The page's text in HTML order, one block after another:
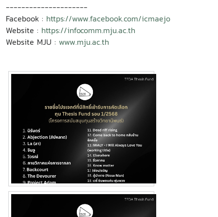
---------------------
Facebook : https://www.facebook.com/icmaejo
Website : https://infocomm.mju.ac.th
Website MJU : www.mju.ac.th